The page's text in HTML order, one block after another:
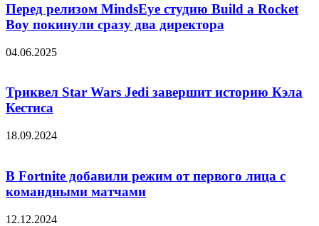
Перед релизом MindsEye студию Build a Rocket
Boy покинули сразу два директора
04.06.2025
Триквел Star Wars Jedi завершит историю Кэла
Кестиса
18.09.2024
В Fortnite добавили режим от первого лица с
командными матчами
12.12.2024